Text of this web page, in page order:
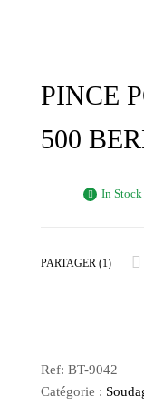
PINCE
500
In Stock
PARTAGER (1)
Ref: BT-9042
Catégorie :